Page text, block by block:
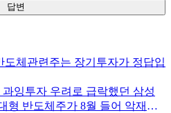
답변
도체관련주는 장기투자가 정답입
잉투자 우려로 급락했던 삼성
형 반도체주가 8월 들어 악재를